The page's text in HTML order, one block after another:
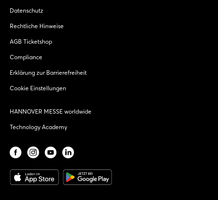
Datenschutz
Rechtliche Hinweise
AGB Ticketshop
Compliance
Erklärung zur Barrierefreiheit
Cookie Einstellungen
HANNOVER MESSE worldwide
Technology Academy